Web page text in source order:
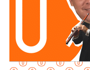
Martínez Acosta
disposición para
y pueda operar
exista una postura de